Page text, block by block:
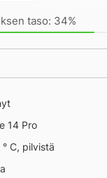
taso: 34%
14 Pro
C, pilvistä